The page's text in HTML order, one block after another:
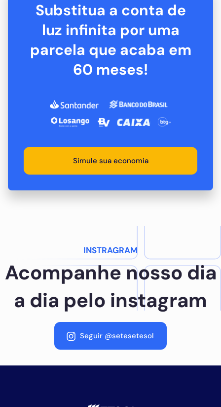
Substitua a conta de
luz infinita por uma
parcela que acaba em
60 meses!
Simule sua economia
INSTRAGRAM
Acompanhe nosso dia
a dia pelo instagram
Seguir @setesetesol